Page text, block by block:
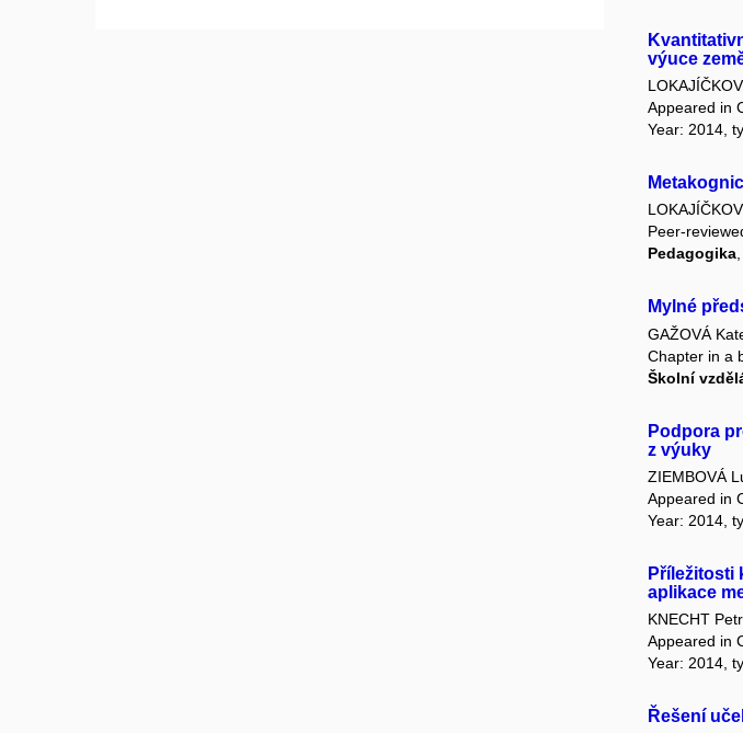
výuce
Appeared in
Year: 2014,
Peer-
Pedagogika
Mylné
GAŽOVÁ
Chapter in a
Školní
Podpora
z výuky
ZIEMBOVÁ
Appeared in
Year: 2014,
Příležitosti
aplikace
KNECHT Petr
Appeared in
Year: 2014,
Řešení